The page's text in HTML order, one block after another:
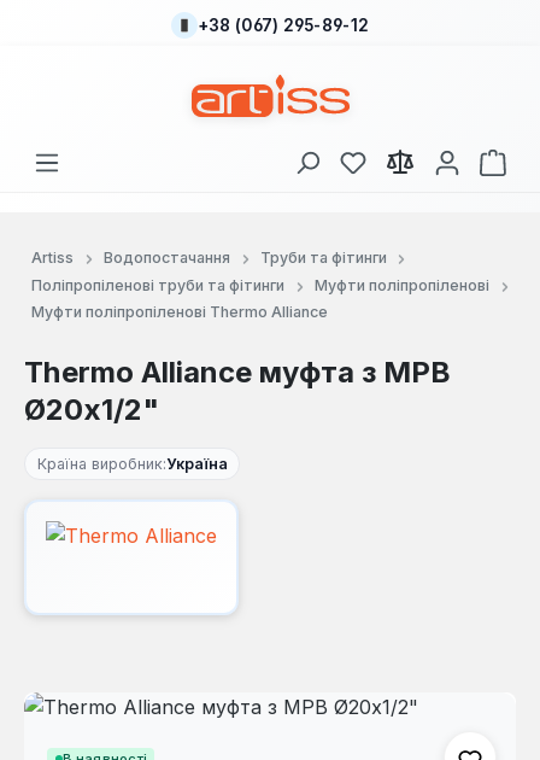
Перейти до основного вмісту
+38 (067) 295-89-12
У вас є 0 у списку
Artiss Водопостачання
Труби та фітинги
Поліпропіленові труби та фітинги
Муфти поліпропіленові
Муфти поліпропіленові Thermo Alliance
Thermo Alliance муфта з МРВ
Ø20x1/2"
Країна виробник:Україна
Пропустити галерею зображень